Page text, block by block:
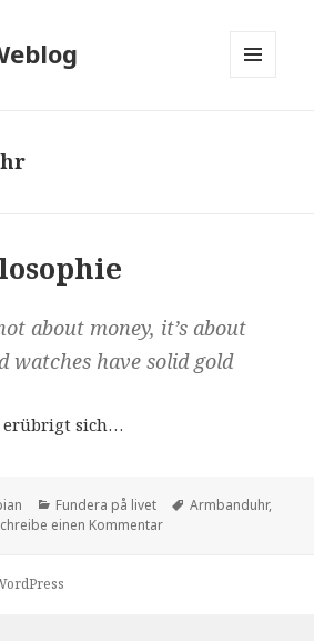
about money, it’s about
watches have solid gold
erübrigt sich…
Kategorien
Fundera på livet Schlagwörter
Armbanduhr,
einen Kommentarzu Spam-Philosophie